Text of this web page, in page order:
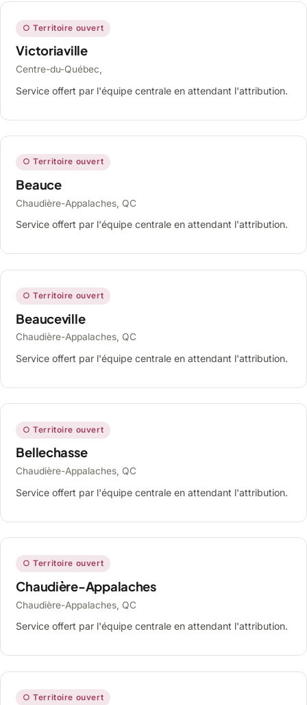
○ Territoire ouvert
Victoriaville
Centre-du-Québec,
Service offert par l'équipe centrale en attendant l'attribution.
○ Territoire ouvert
Beauce
Chaudière-Appalaches, QC
Service offert par l'équipe centrale en attendant l'attribution.
○ Territoire ouvert
Beauceville
Chaudière-Appalaches, QC
Service offert par l'équipe centrale en attendant l'attribution.
○ Territoire ouvert
Bellechasse
Chaudière-Appalaches, QC
Service offert par l'équipe centrale en attendant l'attribution.
○ Territoire ouvert
Chaudière-Appalaches
Chaudière-Appalaches, QC
Service offert par l'équipe centrale en attendant l'attribution.
○ Territoire ouvert